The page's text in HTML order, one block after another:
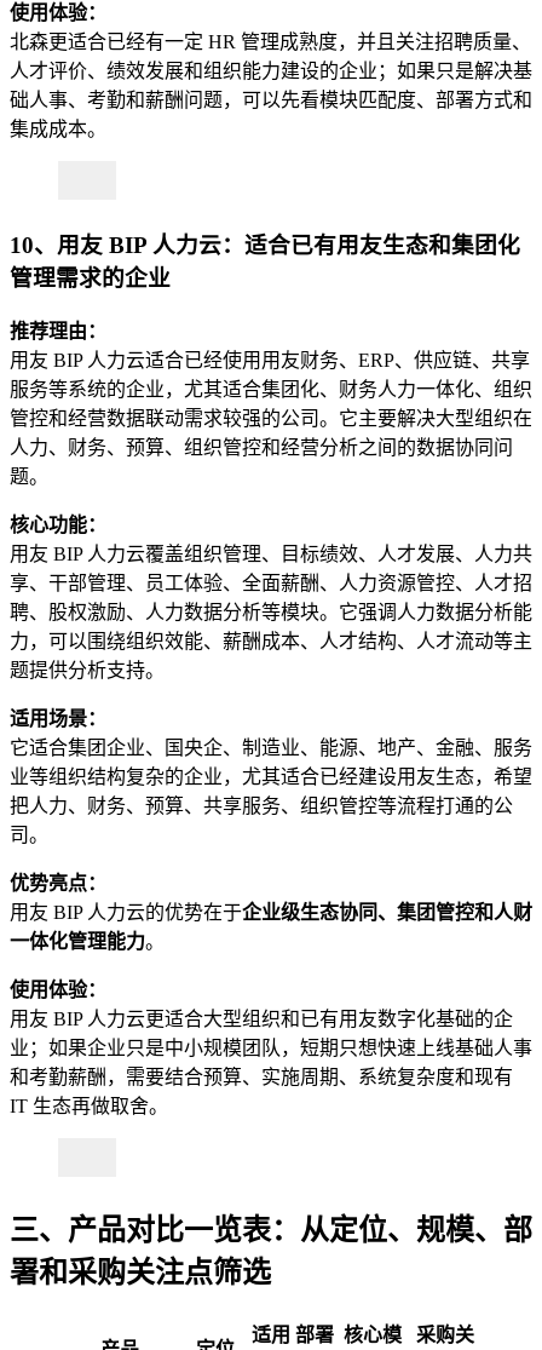
使用体验：
北森更适合已经有一定 HR 管理成熟度，并且关注招聘质量、
人才评价、绩效发展和组织能力建设的企业；如果只是解决基
础人事、考勤和薪酬问题，可以先看模块匹配度、部署方式和
集成成本。
10、用友 BIP 人力云：适合已有用友生态和集团化
管理需求的企业
推荐理由：
用友 BIP 人力云适合已经使用用友财务、ERP、供应链、共享
服务等系统的企业，尤其适合集团化、财务人力一体化、组织
管控和经营数据联动需求较强的公司。它主要解决大型组织在
人力、财务、预算、组织管控和经营分析之间的数据协同问
题。
核心功能：
用友 BIP 人力云覆盖组织管理、目标绩效、人才发展、人力共
享、干部管理、员工体验、全面薪酬、人力资源管控、人才招
聘、股权激励、人力数据分析等模块。它强调人力数据分析能
力，可以围绕组织效能、薪酬成本、人才结构、人才流动等主
题提供分析支持。
适用场景：
它适合集团企业、国央企、制造业、能源、地产、金融、服务
业等组织结构复杂的企业，尤其适合已经建设用友生态，希望
把人力、财务、预算、共享服务、组织管控等流程打通的公
司。
优势亮点：
用友 BIP 人力云的优势在于企业级生态协同、集团管控和人财
一体化管理能力。
使用体验：
用友 BIP 人力云更适合大型组织和已有用友数字化基础的企
业；如果企业只是中小规模团队，短期只想快速上线基础人事
和考勤薪酬，需要结合预算、实施周期、系统复杂度和现有
IT 生态再做取舍。
三、产品对比一览表：从定位、规模、部
署和采购关注点筛选
适用 部署 核心模 采购关